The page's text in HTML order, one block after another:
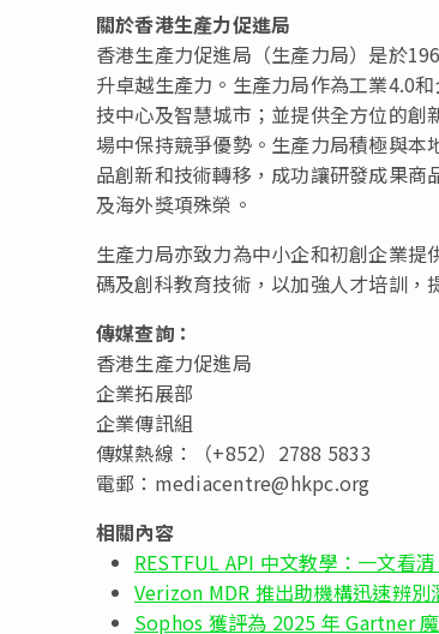
關於香港生產力促進局
香港生產力促進局（生產力局）是於
升卓越生產力。生產力局作為工業4.0
技中心及智慧城市；並提供全方位的
場中保持競爭優勢。生產力局積極與
品創新和技術轉移，成功讓研發成果
及海外獎項殊榮。
生產力局亦致力為中小企和初創企業
碼及創科教育技術，以加強人才培訓
傳媒查詢：
香港生產力促進局
企業拓展部
企業傳訊組
傳媒熱線：（+852）2788 5833
電郵： mediacentre@hkpc.org
相關內容
RESTFUL API 中文教學：一文看
Verizon MDR 推出助機構迅速辨別
Sophos 獲評為 2025 年 Gartner